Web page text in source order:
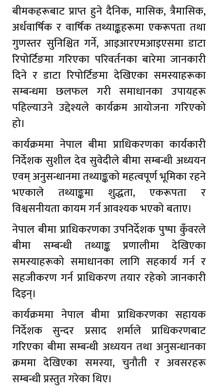
बीमकहरूबाट प्राप्त हुने दैनिक, मासिक, त्रैमासिक,
अर्धवार्षिक र वार्षिक तथ्याङ्कहरूमा एकरूपता तथा
गुणस्तर सुनिश्चित गर्ने, आइआरएमआइएसमा डाटा
रिपोर्टिङमा गरिएका परिवर्तनका बारेमा जानकारी
दिने र डाटा रिपोर्टिङमा देखिएका समस्याहरूका
सम्बन्धमा छलफल गरी समाधानका उपायहरू
पहिल्याउने उद्देश्यले कार्यक्रम आयोजना गरिएको
हो।
कार्यक्रममा नेपाल बीमा प्राधिकरणका कार्यकारी
निर्देशक सुशील देव सुवेदीले बीमा सम्बन्धी अध्ययन
एवम् अनुसन्धानमा तथ्याङ्कको महत्वपूर्ण भूमिका रहने
भएकाले तथ्याङ्कमा शुद्धता, एकरूपता र
विश्वसनीयता कायम गर्न आवश्यक भएको बताए।
नेपाल बीमा प्राधिकरणका उपनिर्देशक पुष्पा कुँवरले
बीमा सम्बन्धी तथ्याङ्क प्रणालीमा देखिएका
समस्याहरूको समाधानका लागि सहकार्य गर्न र
सहजीकरण गर्न प्राधिकरण तयार रहेको जानकारी
दिइन्।
कार्यक्रममा नेपाल बीमा प्राधिकरणका सहायक
निर्देशक सुन्दर प्रसाद शर्माले प्राधिकरणबाट
गरिएका बीमा सम्बन्धी अध्ययन तथा अनुसन्धानका
क्रममा देखिएका समस्या, चुनौती र अवसरहरू
सम्बन्धी प्रस्तुत गरेका थिए।